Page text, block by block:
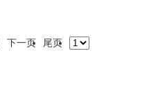
下一页 尾页